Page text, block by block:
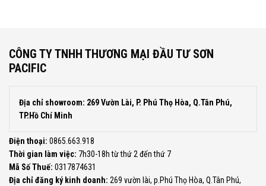
CÔNG TY TNHH THƯƠNG MẠI ĐẦU TƯ SƠN
PACIFIC
Địa chỉ showroom: 269 Vườn Lài, P. Phú Thọ Hòa, Q.Tân Phú,
TP.Hồ Chí Minh
Điện thoại: 0865.663.918
Thời gian làm việc: 7h30-18h từ thứ 2 đến thứ 7
Mã Số Thuế: 0317874631
Địa chỉ đăng ký kinh doanh: 269 vườn lài, p.Phú Thọ Hòa, Q.Tân Phú,